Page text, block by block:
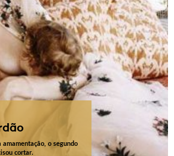
o segundo
cortar.